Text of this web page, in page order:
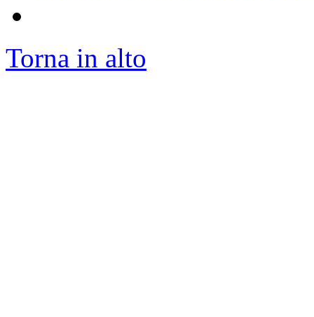
Torna in alto